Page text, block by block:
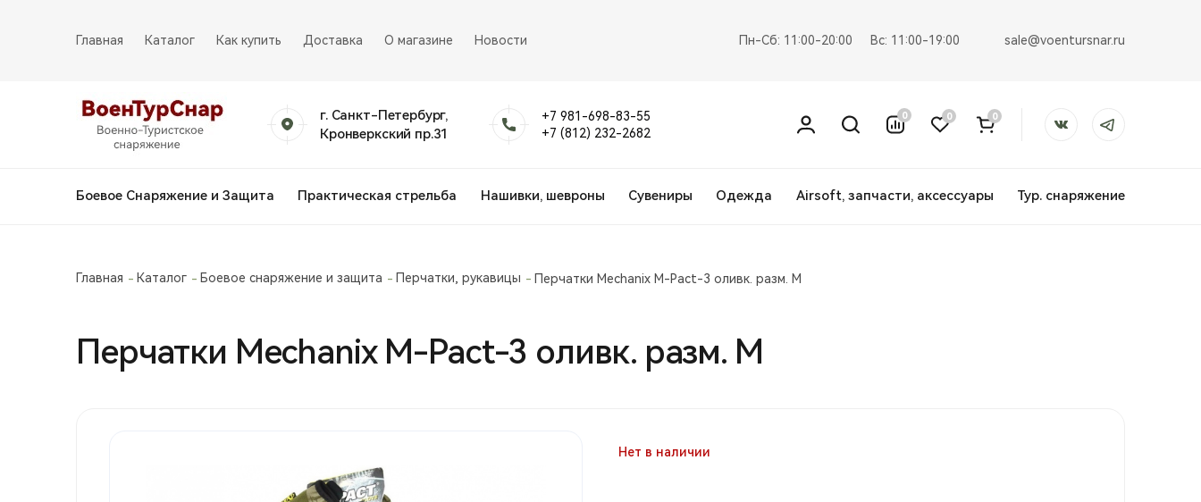
Главная Каталог Как купить Доставка О магазине Новости Пн-Сб: 11:00-20:00 Вс: 11:00-19:00 sale@voentursnar.ru
г. Санкт-Петербург,
Кронверкский пр.31
+7 981-698-83-55
+7 (812) 232-2682
0 0 0
Боевое Снаряжение и Защита Практическая стрельба Нашивки, шевроны Сувениры Одежда Airsoft, запчасти, аксессуары Тур. снаряжение
Главная Каталог Боевое снаряжение и защита Перчатки, рукавицы Перчатки Mechanix M-Pact-3 оливк. разм. М
Перчатки Mechanix M-Pact-3 оливк. разм. М
Нет в наличии